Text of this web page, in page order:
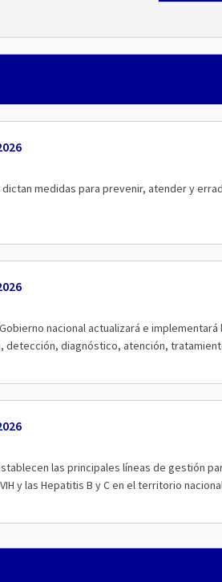
medidas para prevenir, atender y
nacional actualizará e
detección, diagnóstico, atención,
las principales líneas de gestión
y las Hepatitis B y C en el territorio